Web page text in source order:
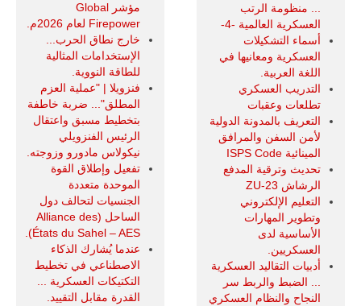
... منظومة الرتب
العسكرية العالمية -4-
أسماء التشكيلات
العسكرية ومعانيها في
اللغة العربية.
التدريب العسكري
تطلعات وعقبات
التعريف بالمدونة الدولية
لأمن السفن والمرافق
المينائية ISPS Code
تحديث وترقية المدفع
الرشاش ZU-23
التعليم الإلكتروني
وتطوير المهارات
الأساسية لدى
العسكريين.
أدبيات التقاليد العسكرية
... الضبط والربط سر
النجاح والنظام العسكري
مؤشر Global
Firepower لعام 2026م.
خارج نطاق الحرب...
الإستخدامات المثالية
للطاقة النووية.
فنزويلا | "عملية العزم
المطلق"... ضربة خاطفة
بتخطيط مسبق واعتقال
الرئيس الفنزويلي
نيكولاس مادورو وزوجته.
تفعيل وإطلاق القوة
الموحدة متعددة
الجنسيات لتحالف دول
الساحل (Alliance des
États du Sahel – AES).
عندما يُشارك الذكاء
الاصطناعي في تخطيط
التكتيكات العسكرية ...
القدرة مقابل التقييد.